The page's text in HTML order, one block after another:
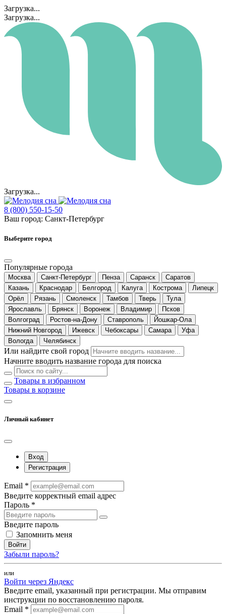
Загрузка...
Загрузка...
Загрузка...
8 (800) 550-15-50
Ваш город: Санкт-Петербург
Выберите город
Популярные города
Москва Санкт-Петербург Пенза Саранск
Саратов
Казань
Краснодар Белгород Калуга Кострома
Липецк
Орёл
Рязань Смоленск Тамбов Тверь
Тула
Ярославль
Брянск Воронеж Владимир
Псков
Волгоград
Ростов-на-Дону Ставрополь
Йошкар-Ола
Нижний Новгород
Ижевск Чебоксары Самара
Уфа
Вологда
Челябинск
Или найдите свой город
Начните вводить название города для поиска
Товары в избранном
Товары в корзине
Личный кабинет
Вход
Регистрация
Email *
Введите корректный email адрес
Пароль *
Введите пароль
Запомнить меня
Войти
Забыли пароль?
или
Войти через Яндекс
Введите email, указанный при регистрации. Мы отправим
инструкции по восстановлению пароля.
Email *